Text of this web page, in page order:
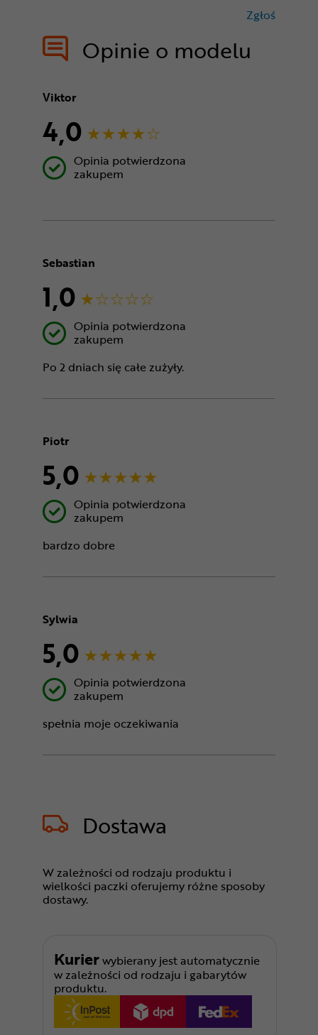
Opinie o modelu
Zgłoś
Viktor
4,0
Opinia potwierdzona
zakupem
Sebastian
1,0
Opinia potwierdzona
zakupem
Po 2 dniach się całe zużyły.
Piotr
5,0
Opinia potwierdzona
zakupem
bardzo dobre
Sylwia
5,0
Opinia potwierdzona
zakupem
spełnia moje oczekiwania
Dostawa
W zależności od rodzaju produktu i
wielkości paczki oferujemy różne sposoby
dostawy.
Kurierwybierany jest automatycznie
w zależności od rodzaju i gabarytów
produktu.